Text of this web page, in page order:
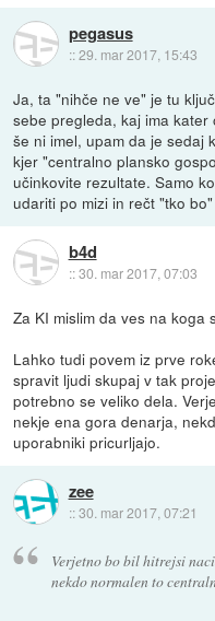
pegasus
::29. mar 2017, 15:43
Ja, ta "nihče ne ve" je tu
sebe pregleda, kaj ima
še ni imel, upam da je sedaj
kjer "centralno plansko
učinkovite rezultate. Samo
udariti po mizi in rečt "tko
b4d
::30. mar 2017, 07:03
Za KI mislim da ves na koga
Lahko tudi povem iz prve
spravit ljudi skupaj v tak
potrebno se veliko dela.
nekje ena gora denarja,
uporabniki pricurljajo.
zee
::30. mar 2017, 07:21
Verjetno bo bil hitrejsi
nekdo normalen to